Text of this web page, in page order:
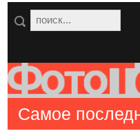
Самое